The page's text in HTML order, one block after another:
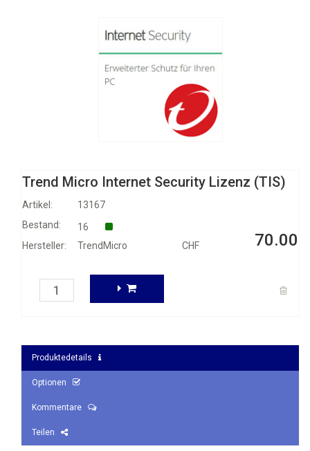
Trend Micro Internet Security Lizenz (TIS)
Artikel: 13167
CHF 70.00
Bestand:
16
Hersteller:
TrendMicro
Produktedetails
Optionen
Kommentare
Teilen